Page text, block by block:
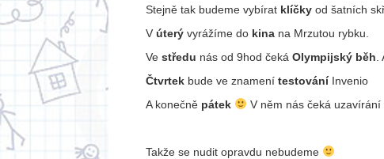
Stejně tak budeme vybírat klíčky od šatních
V úterý vyrážíme do kina na Mrzutou rybku.
Ve středu nás od 9hod čeká Olympijský běh
Čtvrtek bude ve znamení testováníInvenio
A konečně pátek V něm nás čeká uzavírání
Takže se nudit opravdu nebudeme